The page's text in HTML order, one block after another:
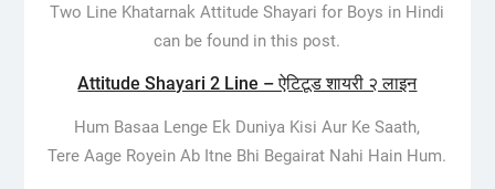
Two Line Khatarnak Attitude Shayari for Boys in Hindi
can be found in this post.
Attitude Shayari 2 Line – ऐटिटूड शायरी २ लाइन
Hum Basaa Lenge Ek Duniya Kisi Aur Ke Saath,
Tere Aage Royein Ab Itne Bhi Begairat Nahi Hain Hum.